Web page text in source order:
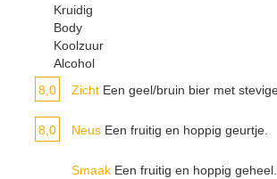
Kruidig
Body
Koolzuur
Alcohol
8,0
Zicht Een geel/bruin bier met
8,0 Neus Een fruitig en hoppig geurtje.
Smaak Een fruitig en hoppig